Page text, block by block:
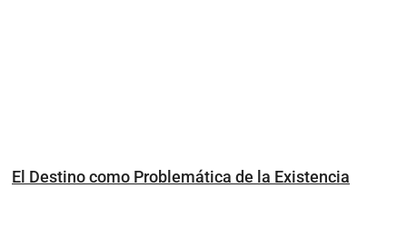
El Destino como Problemática de la Existencia